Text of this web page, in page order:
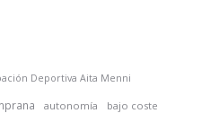
Deportiva Aita Menni
autonomía bajo coste